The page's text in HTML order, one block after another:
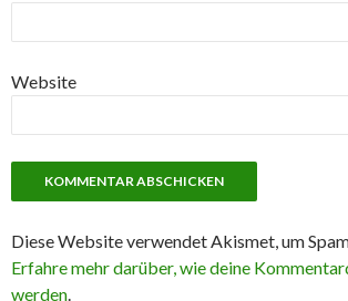
Website
Diese Website verwendet Akismet, um
Erfahre mehr darüber, wie deine
werden.